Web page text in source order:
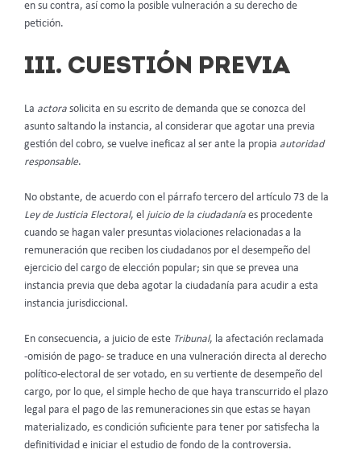
en su contra, así como la posible vulneración a su derecho de
petición.
III. CUESTIÓN PREVIA
La actora solicita en su escrito de demanda que se conozca del
asunto saltando la instancia, al considerar que agotar una previa
gestión del cobro, se vuelve ineficaz al ser ante la propia autoridad
responsable.
No obstante, de acuerdo con el párrafo tercero del artículo 73 de la
Ley de Justicia Electoral, el juicio de la ciudadanía es procedente
cuando se hagan valer presuntas violaciones relacionadas a la
remuneración que reciben los ciudadanos por el desempeño del
ejercicio del cargo de elección popular; sin que se prevea una
instancia previa que deba agotar la ciudadanía para acudir a esta
instancia jurisdiccional.
En consecuencia, a juicio de este Tribunal, la afectación reclamada
-omisión de pago- se traduce en una vulneración directa al derecho
político-electoral de ser votado, en su vertiente de desempeño del
cargo, por lo que, el simple hecho de que haya transcurrido el plazo
legal para el pago de las remuneraciones sin que estas se hayan
materializado, es condición suficiente para tener por satisfecha la
definitividad e iniciar el estudio de fondo de la controversia.